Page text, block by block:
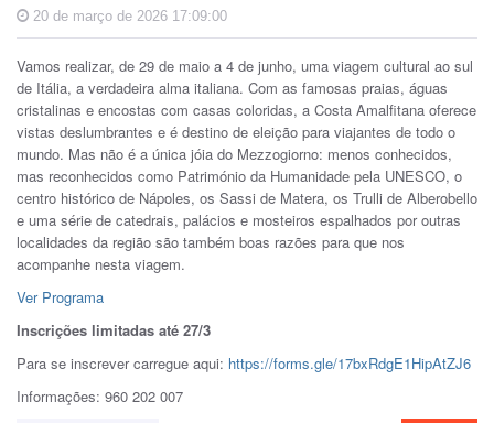
20 de março de 2026 17:09:00
Vamos realizar, de 29 de maio a 4 de junho, uma viagem cultural ao sul
de Itália, a verdadeira alma italiana. Com as famosas praias, águas
cristalinas e encostas com casas coloridas, a Costa Amalfitana oferece
vistas deslumbrantes e é destino de eleição para viajantes de todo o
mundo. Mas não é a única jóia do Mezzogiorno: menos conhecidos,
mas reconhecidos como Património da Humanidade pela UNESCO, o
centro histórico de Nápoles, os Sassi de Matera, os Trulli de Alberobello
e uma série de catedrais, palácios e mosteiros espalhados por outras
localidades da região são também boas razões para que nos
acompanhe nesta viagem.
Ver Programa
Inscrições limitadas até 27/3
Para se inscrever carregue aqui: https://forms.gle/17bxRdgE1HipAtZJ6
Informações: 960 202 007